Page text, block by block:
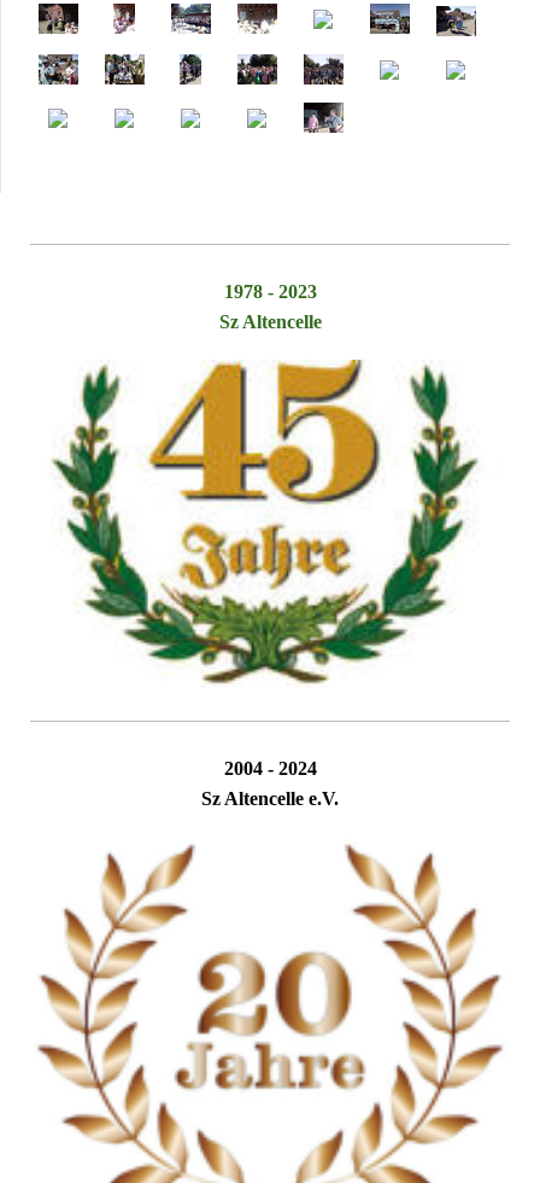
1978 - 2023
Sz Altencelle
2004 - 2024
Sz Altencelle e.V.